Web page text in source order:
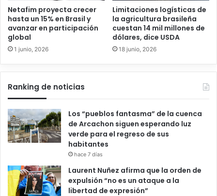
Netafim proyecta crecer
hasta un 15% en Brasil y
avanzar en participación
global
1 junio, 2026
Limitaciones logísticas de
la agricultura brasileña
cuestan 14 mil millones de
dólares, dice USDA
18 junio, 2026
Ranking de noticias
Los “pueblos fantasma” de la cuenca
de Arcachon siguen esperando luz
verde para el regreso de sus
habitantes
hace 7 días
Laurent Nuñez afirma que la orden de
expulsión “no es un ataque a la
libertad de expresión”